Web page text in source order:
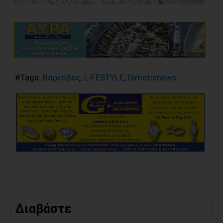
#Tags: Βαρνάβας, LIFESTYLE, Dimotisnews
Διαβάστε